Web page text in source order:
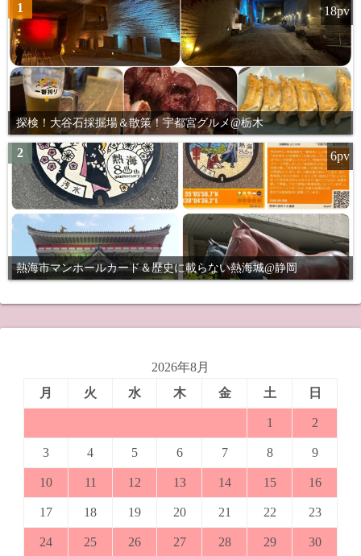
1
探検！大谷石採掘場＆散策！宇都宮グルメ@栃木
18pv
2
熱海市マンホールカード＆歴史に載らない熱海城@静岡
6pv
2026年8月
月
火 水 木 金 土 日
1 2
3 4 5 6 7 8 9
10 11 12 13 14 15 16
17 18 19 20 21 22 23
24 25 26 27 28 29 30